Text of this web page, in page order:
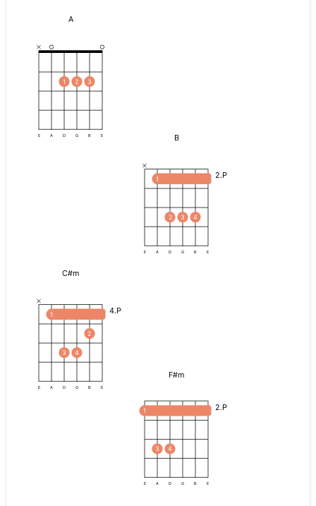
A
1 2 3
E A D G B E B
2.P
1
2 3 4
E A D G B E
C#m
4.P
1
3 4
2
E A D G B E
F#m
2.P
1
3 4
E A D G B E